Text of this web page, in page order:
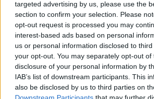
targeted advertising by us, please use the
section to confirm your selection. Please
opt-out request is processed you may
interest-based ads based on personal
us or personal information disclosed to
your opt-out. You may separately opt-out of
disclosure of your personal information by
IAB’s list of downstream participants. This
also be disclosed by us to third parties on
08:00
27°
Αραιή Συννεφιά
Αίσθηση 26° Άνεμος2 bf
09:00
28°
Αραιή Συννεφιά
29°